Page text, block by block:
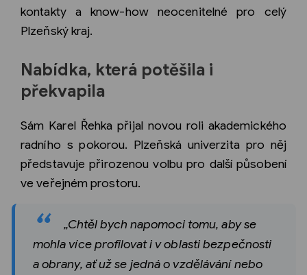
kontakty a know-how neocenitelné pro celý
Plzeňský kraj.
Nabídka, která potěšila i
překvapila
Sám Karel Řehka přijal novou roli akademického
radního s pokorou. Plzeňská univerzita pro něj
představuje přirozenou volbu pro další působení
ve veřejném prostoru.
„Chtěl bych napomoci tomu, aby se
mohla více profilovat i v oblasti bezpečnosti
a obrany, ať už se jedná o vzdělávání nebo